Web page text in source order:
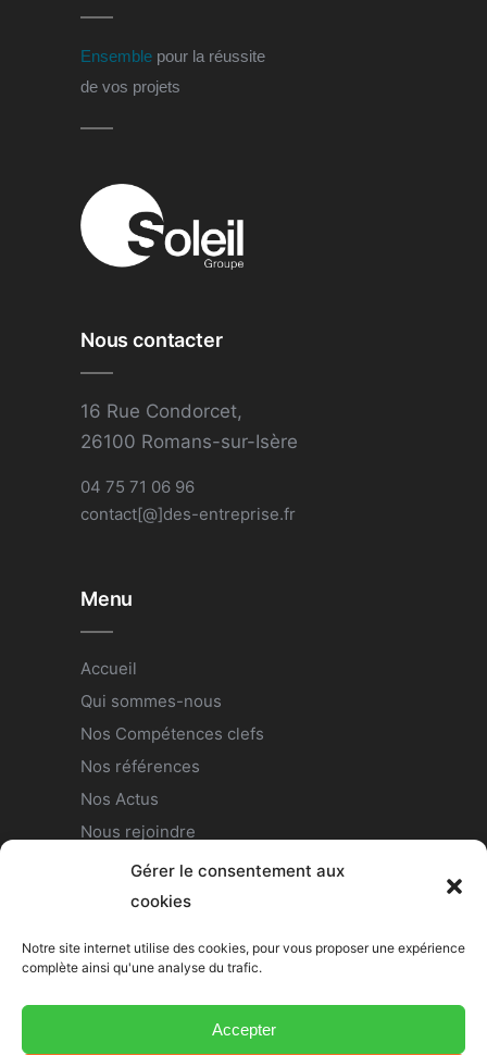
Gérer le consentement aux
cookies
Notre site internet utilise des cookies, pour vous proposer une expérience
complète ainsi qu'une analyse du trafic.
Accepter
Ensemble pour la réussite
de vos projets
Nous contacter
16 Rue Condorcet,
26100 Romans-sur-Isère
04 75 71 06 96
contact[@]des-entreprise.fr
Menu
Accueil
Qui sommes-nous
Nos Compétences clefs
Nos références
Nos Actus
Nous rejoindre
Contact
Politique de confidentialité
Nous suivre